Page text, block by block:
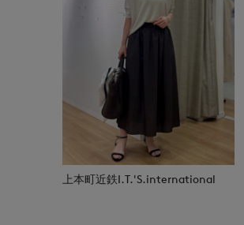
上本町近鉄I.T.'S.international